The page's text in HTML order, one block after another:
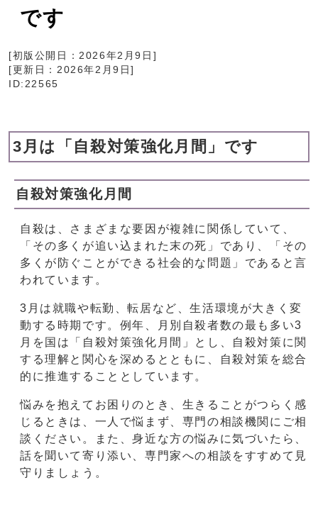
です
[初版公開日：2026年2月9日 ]
[更新日： 2026年2月9日]
ID:22565
3月は「自殺対策強化月間」です
自殺対策強化月間
自殺は、さまざまな要因が複雑に関係していて、
「その多くが追い込まれた末の死」であり、「その
多くが防ぐことができる社会的な問題」であると言
われています。
3月は就職や転勤、転居など、生活環境が大きく変
動する時期です。例年、月別自殺者数の最も多い3
月を国は「自殺対策強化月間」とし、自殺対策に関
する理解と関心を深めるとともに、自殺対策を総合
的に推進することとしています。
悩みを抱えてお困りのとき、生きることがつらく感
じるときは、一人で悩まず、専門の相談機関にご相
談ください。また、身近な方の悩みに気づいたら、
話を聞いて寄り添い、専門家への相談をすすめて見
守りましょう。